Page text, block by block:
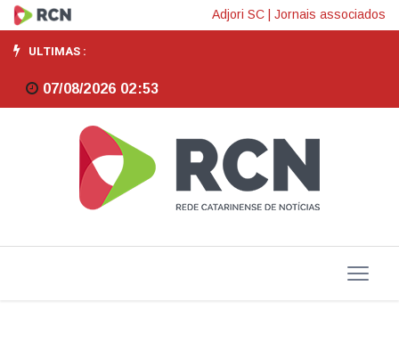
Como
manter
a
alimentação
equilibrada
meio
Adjori SC Jornais associados
ULTIMAS :
07/08/2026 02:53